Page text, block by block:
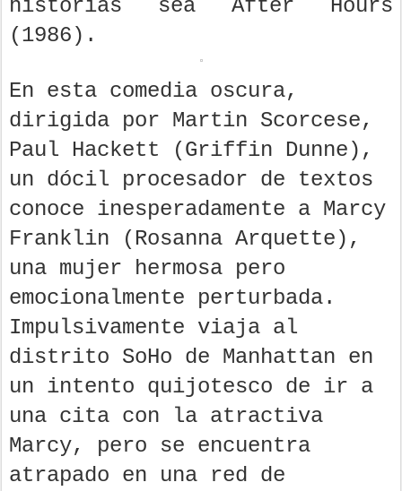
historias sea After Hours
(1986).
En esta comedia oscura,
dirigida por Martin Scorcese,
Paul Hackett (Griffin Dunne),
un dócil procesador de textos
conoce inesperadamente a Marcy
Franklin (Rosanna Arquette),
una mujer hermosa pero
emocionalmente perturbada.
Impulsivamente viaja al
distrito SoHo de Manhattan en
un intento quijotesco de ir a
una cita con la atractiva
Marcy, pero se encuentra
atrapado en una red de